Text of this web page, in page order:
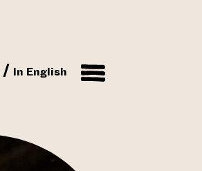
In English